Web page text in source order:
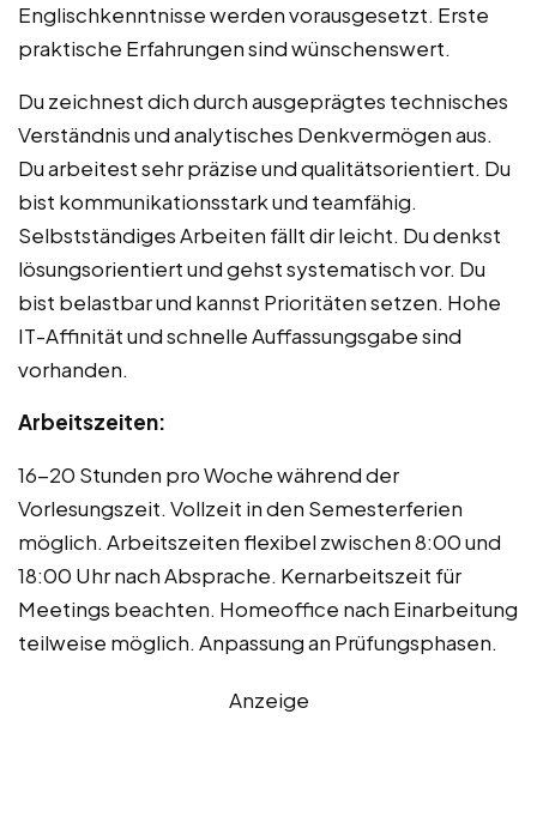
Englischkenntnisse werden vorausgesetzt. Erste
praktische Erfahrungen sind wünschenswert.
Du zeichnest dich durch ausgeprägtes technisches
Verständnis und analytisches Denkvermögen aus.
Du arbeitest sehr präzise und qualitätsorientiert. Du
bist kommunikationsstark und teamfähig.
Selbstständiges Arbeiten fällt dir leicht. Du denkst
lösungsorientiert und gehst systematisch vor. Du
bist belastbar und kannst Prioritäten setzen. Hohe
IT-Affinität und schnelle Auffassungsgabe sind
vorhanden.
Arbeitszeiten:
16-20 Stunden pro Woche während der
Vorlesungszeit. Vollzeit in den Semesterferien
möglich. Arbeitszeiten flexibel zwischen 8:00 und
18:00 Uhr nach Absprache. Kernarbeitszeit für
Meetings beachten. Homeoffice nach Einarbeitung
teilweise möglich. Anpassung an Prüfungsphasen.
Anzeige